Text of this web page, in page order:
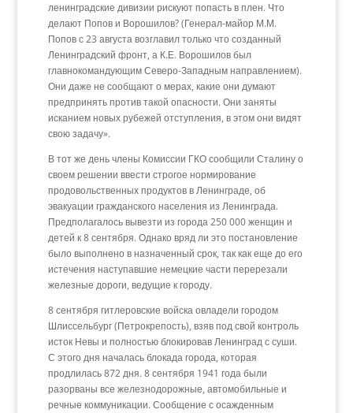
ленинградские дивизии рискуют попасть в плен. Что
делают Попов и Ворошилов? (Генерал-майор М.М.
Попов с 23 августа возглавил только что созданный
Ленинградский фронт, а К.Е. Ворошилов был
главнокомандующим Северо-Западным направлением).
Они даже не сообщают о мерах, какие они думают
предпринять против такой опасности. Они заняты
исканием новых рубежей отступления, в этом они видят
свою задачу».
В тот же день члены Комиссии ГКО сообщили Сталину о
своем решении ввести строгое нормирование
продовольственных продуктов в Ленинграде, об
эвакуации гражданского населения из Ленинграда.
Предполагалось вывезти из города 250 000 женщин и
детей к 8 сентября. Однако вряд ли это постановление
было выполнено в назначенный срок, так как еще до его
истечения наступавшие немецкие части перерезали
железные дороги, ведущие к городу.
8 сентября гитлеровские войска овладели городом
Шлиссельбург (Петрокрепость), взяв под свой контроль
исток Невы и полностью блокировав Ленинград с суши.
С этого дня началась блокада города, которая
продлилась 872 дня. 8 сентября 1941 года были
разорваны все железнодорожные, автомобильные и
речные коммуникации. Сообщение с осажденным